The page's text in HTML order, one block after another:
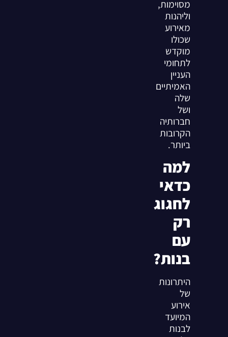
מסוימות,
וליהנות
מאירוע
שכולו
מוקדש
לתחומי
העניין
האמיתיים
שלה
ושל
חברותיה
הקרובות
ביותר.
למה
כדאי
לחגוג
רק
עם
בנות?
היתרונות
של
אירוע
המיועד
לבנות